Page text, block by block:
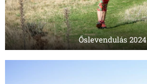
Őslevendulás 2024